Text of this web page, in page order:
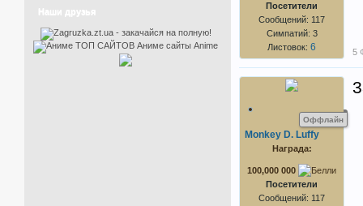
Наши друзья
Посетители
Сообщений: 117
Симпатий: 3
Листовок: 6 5
Оффлайн
Monkey D. Luffy
Награда:
100,000 000
Посетители
Сообщений: 117